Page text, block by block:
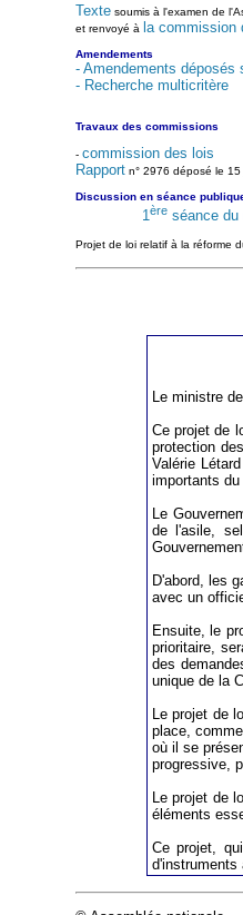
Textesoumis à l'examen de
et renvoyé à
la commission
Amendements
- Amendements déposés
- Recherche multicritère
Travaux des commissions
- commission des lois
Rapportn° 2976 déposé le 15
Discussion en séance
1ère séance du
Projet de loi relatif à la réforme
Le ministre
Ce projet de
protection
Valérie
importants
Le
de l'asile,
D'abord, les
avec un
Ensuite, le
prioritaire,
des
unique de la
Le projet de
place,
où il se
progressive,
Le projet de
éléments
Ce projet,
d'instruments